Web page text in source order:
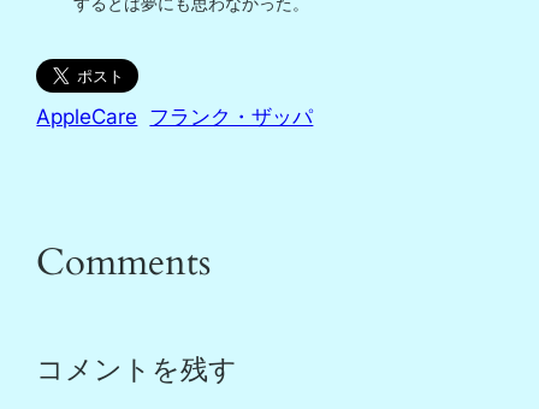
するとは夢にも思わなかった。
AppleCare フランク・ザッパ
Comments
コメントを残す